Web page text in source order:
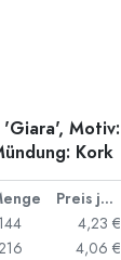
'Giara', Motiv:
Kork
Preis je Stück
144
4,23 €
4,06 €